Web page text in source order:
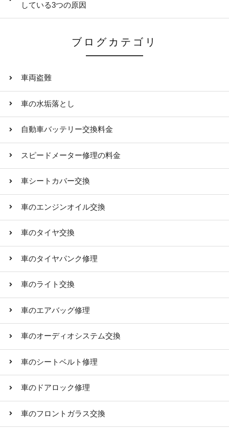
している3つの原因
ブログカテゴリ
車両盗難
車の水垢落とし
自動車バッテリー交換料金
スピードメーター修理の料金
車シートカバー交換
車のエンジンオイル交換
車のタイヤ交換
車のタイヤパンク修理
車のライト交換
車のエアバッグ修理
車のオーディオシステム交換
車のシートベルト修理
車のドアロック修理
車のフロントガラス交換